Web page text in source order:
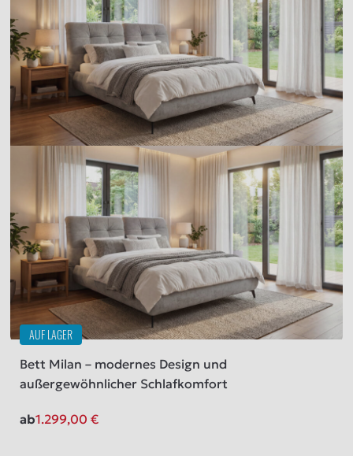
AUF LAGER
Bett Milan – modernes Design und
außergewöhnlicher Schlafkomfort
ab1.299,00€